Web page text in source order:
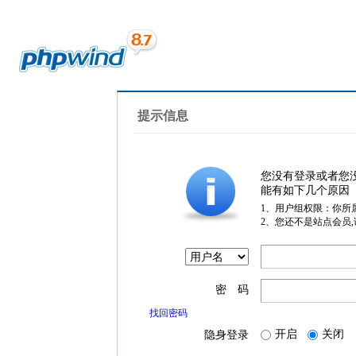
提示信息
您没有登录或者您
能有如下几个原因
1、用户组权限：你所
2、您还不是站点会员
密 码
找回密码
隐身登录 开启 关闭